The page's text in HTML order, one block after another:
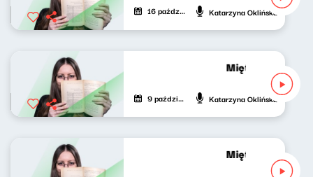
16 października 2021 Katarzyna Oklińska
Mięta do
9 października 2021 Katarzyna Oklińska
Mięta do